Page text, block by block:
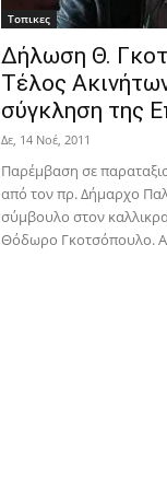
Τοπικες
Δήλωση Θ.
Τέλος
σύγκληση της
Δε, 14 Νοέ, 2011
Παρέμβαση σε
από τον πρ. Δήμαρχο
σύμβουλο στον
Θόδωρο Γκοτσόπουλο.